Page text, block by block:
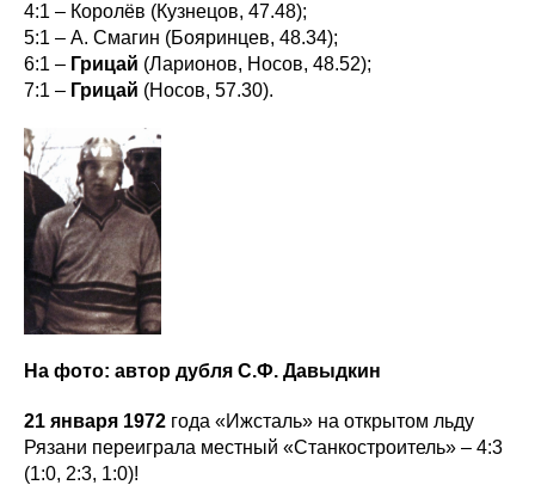
4:1 – Королёв (Кузнецов, 47.48);
5:1 – А. Смагин (Бояринцев, 48.34);
6:1 – Грицай (Ларионов, Носов, 48.52);
7:1 – Грицай (Носов, 57.30).
На фото: автор дубля С.Ф. Давыдкин
21 января 1972 года «Ижсталь» на открытом льду
Рязани переиграла местный «Станкостроитель» – 4:3
(1:0, 2:3, 1:0)!